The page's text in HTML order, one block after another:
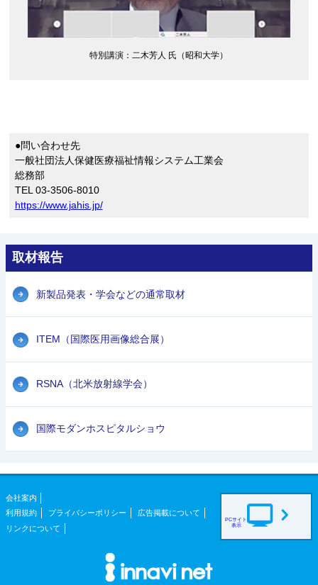
特別講演：二木芳人 氏（昭和大学）
●問い合わせ先
一般社団法人保健医療福祉情報システム工業会
総務部
TEL 03-3506-8010
https://www.jahis.jp/
取材報告
新製品発表・学会などの通常取材
ITEM（国際医用画像総合展）
RSNA（北米放射線学会）
国際モダンホスピタルショウ
会社案内
利用規約
プライバシーポリシー
広告掲載について
リンクについて
PCサイト
表示